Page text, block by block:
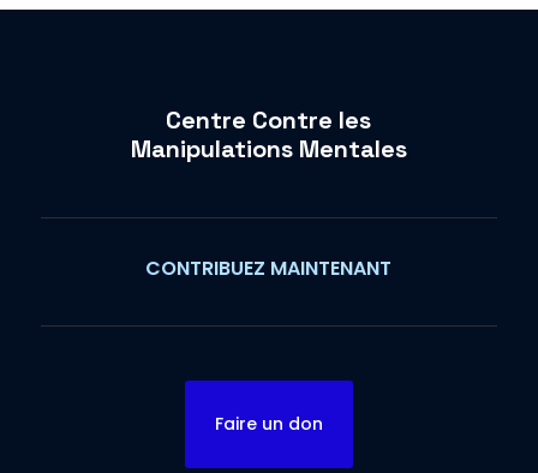
Centre Contre les
Manipulations Mentales
CONTRIBUEZ MAINTENANT
Faire un don